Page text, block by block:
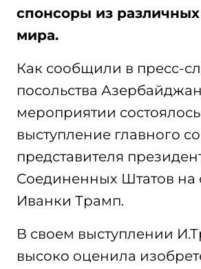
спонсоры из различных
мира.
Как сообщили в пресс-
посольства
мероприятии состоялось
выступление главного
представителя
Соединенных Штатов на
Иванки Трамп.
В своем выступлении
высоко оценила